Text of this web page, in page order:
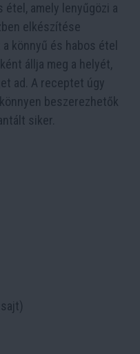
étel, amely lenyűgözi a
elkészítése
könnyű és habos étel
állja meg a helyét,
ad. A receptet úgy
beszerezhetők
siker.